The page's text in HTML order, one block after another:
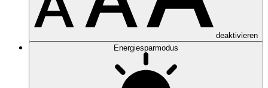
deaktivieren
Energiesparmodus